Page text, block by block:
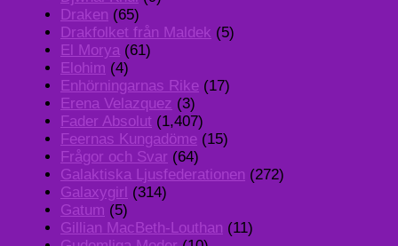
Draken (65)
Drakfolket från Maldek (5)
El Morya (61)
Elohim (4)
Enhörningarnas Rike (17)
Erena Velazquez (3)
Fader Absolut (1,407)
Feernas Kungadöme (15)
Frågor och Svar (64)
Galaktiska Ljusfederationen (272)
Galaxygirl (314)
Gatum (5)
Gillian MacBeth-Louthan (11)